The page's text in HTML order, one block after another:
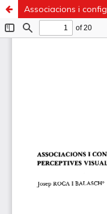
Associacions i